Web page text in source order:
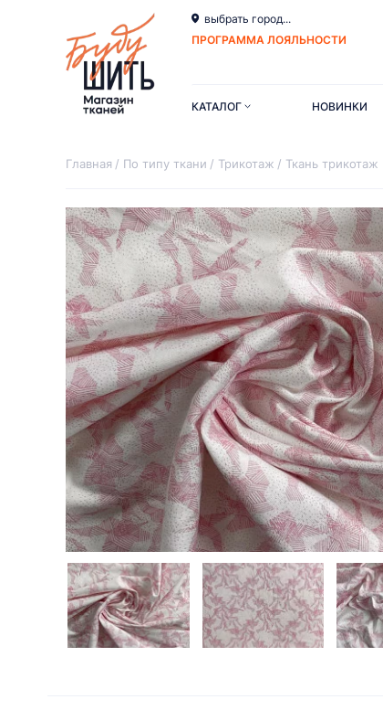
выбрать город...
ПРОГРАММА ЛОЯЛЬНОСТИ
КАТАЛОГ НОВИНКИ
Главная По типу ткани Трикотаж Ткань трикотаж